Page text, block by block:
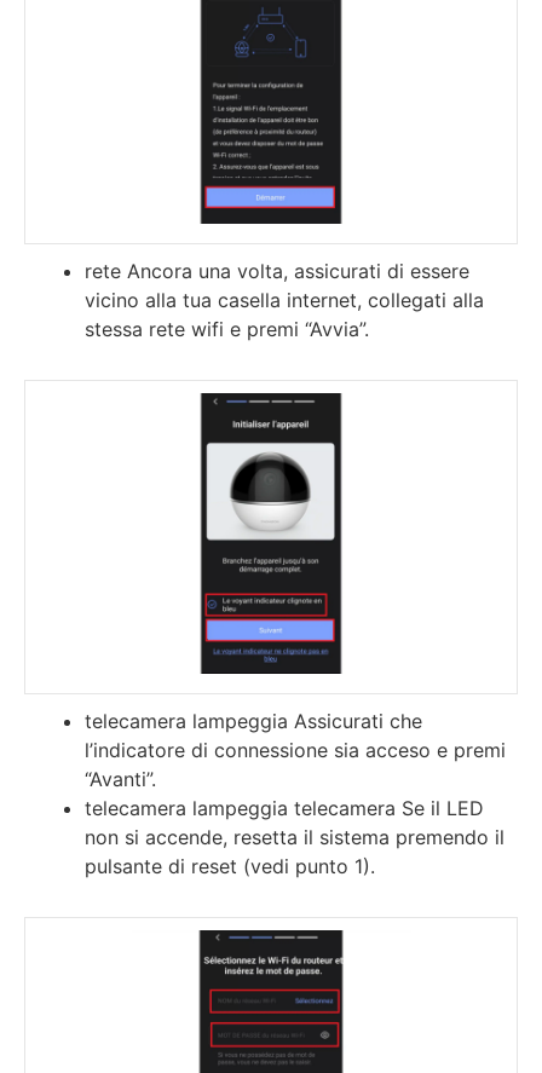
rete Ancora una volta, assicurati di essere
vicino alla tua casella internet, collegati alla
stessa rete wifi e premi “Avvia”.
telecamera lampeggia Assicurati che
l’indicatore di connessione sia acceso e premi
“Avanti”.
telecamera lampeggia telecamera Se il LED
non si accende, resetta il sistema premendo il
pulsante di reset (vedi punto 1).